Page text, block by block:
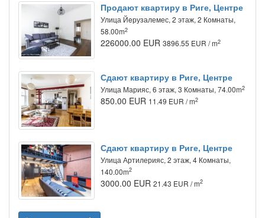
Продают квартиру в Риге, Центре
Улица Йeрузалемес, 2 этаж, 2 Комнаты,
58.00m2
226000.00 EUR 3896.55 EUR / m2
Сдают квартиру в Риге, Центре
Улица Марияс, 6 этаж, 3 Комнаты, 74.00m2
850.00 EUR 11.49 EUR / m2
Сдают квартиру в Риге, Центре
Улица Артилерияс, 2 этаж, 4 Комнаты,
140.00m2
3000.00 EUR 21.43 EUR / m2